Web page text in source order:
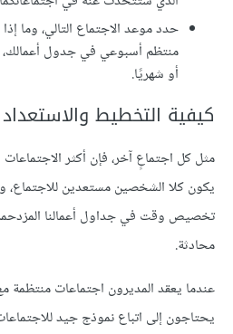
حدد موعد الاجتماع التالي، وما
منتظم أسبوعي في جدول
أو شهريًا.
كيفية التخطيط والاستعداد
مثل كل اجتماعٍ آخر، فإن أكثر
يكون كلا الشخصين مستعدين للاجتماع،
تخصيص وقت في جداول أعمالنا
محادثة.
عندما يعقد المديرون اجتماعات منتظمة
يحتاجون إلى اتباع نموذج جيد